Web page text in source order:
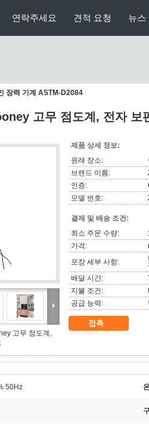
연락주세요 견적 요청 뉴스
장력 기계 ASTM-D2084
고무 점도계, 전자 보
고무 점도계,
제품 상세 정보:
원래 장소:
브랜드 이름:
인증:
모델 번호:
결제 및 배송 조건:
최소 주문 수량:
가격:
포장 세부 사항:
배달 시간:
지불 조건:
공급 능력:
접촉
50Hz